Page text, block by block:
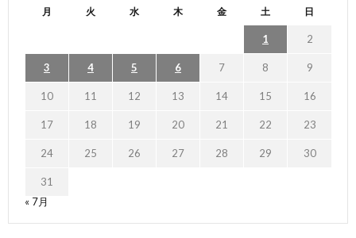
月 火 水 木 金 土 日
1 2
3 4 5 6 7 8 9
10 11 12 13 14 15 16
17 18 19 20 21 22 23
24 25 26 27 28 29 30
31
« 7月